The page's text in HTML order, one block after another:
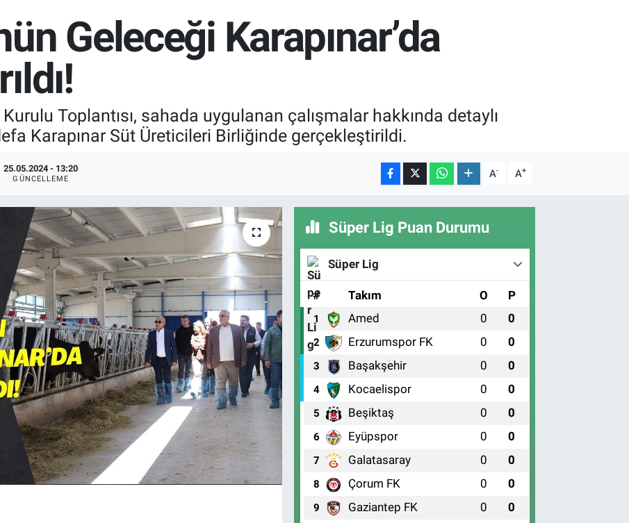
Geleceği Karapınar’da
Toplantısı, sahada uygulanan çalışmalar hakkında detaylı
Karapınar Süt Üreticileri Birliğinde gerçekleştirildi.
25.05.2024 - 13:20
GÜNCELLEME A- A+
Süper Lig Puan Durumu
Süper Lig
# Takım O P
1 Amed 0 0
2 Erzurumspor FK 0 0
3 Başakşehir 0 0
4 Kocaelispor 0 0
5 Beşiktaş 0 0
6 Eyüpspor 0 0
7 Galatasaray 0 0
8 Çorum FK 0 0
9 Gaziantep FK 0 0